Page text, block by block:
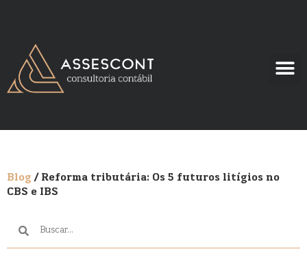
Blog/ Reforma tributária: Os 5 futuros litígios no
CBS e IBS